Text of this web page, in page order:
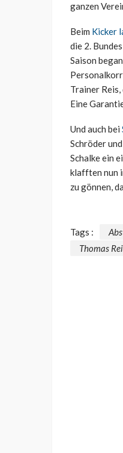
ganzen
Beim Kicker
die 2.
Saison
Trainer
Eine
Und auch bei
Schröder
Schalke ein
klafften nun
zu gönnen,
Tags :
Thomas